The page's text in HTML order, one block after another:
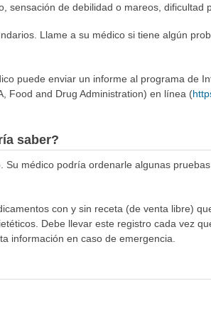
sensación de debilidad o mareos, dificultad
Llame a su médico si tiene algún
puede enviar un informe al programa de
Food and Drug Administration) en línea (
saber?
médico podría ordenarle algunas
con y sin receta (de venta libre)
Debe llevar este registro cada vez
información en caso de emergencia.